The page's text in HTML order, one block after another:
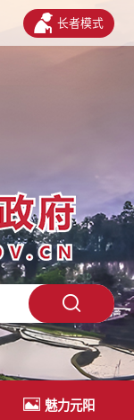
长者模式
魅力元阳